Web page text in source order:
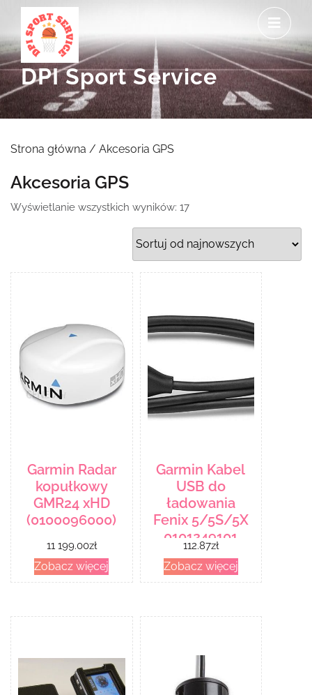
content
DPI Sport Service
Strona główna / Akcesoria GPS
Akcesoria GPS
Wyświetlanie wszystkich wyników: 17Posortowane
według
najnowszych
Garmin Radar
kopułkowy
GMR24 xHD
(0100096000)
11 199.00zł
Zobacz więcej
Garmin Kabel
USB do
ładowania
Fenix 5/5S/5X
0101249101
112.87zł
Zobacz więcej